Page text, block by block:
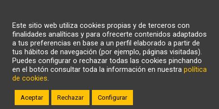
ZONA CLIENTE
Este sitio web utiliza cookies propias y de terceros con
finalidades analíticas y para ofrecerte contenidos adaptados
a tus preferencias en base a un perfil elaborado a partir de
tus hábitos de navegación (por ejemplo, páginas visitadas).
Puedes configurar o rechazar todas las cookies pinchando
en el botón consultar toda la información en nuestra política
de cookies.
Aceptar Rechazar Configurar